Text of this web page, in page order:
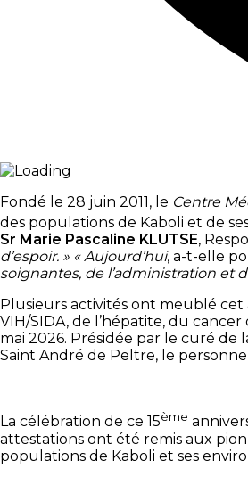
Fondé le 28 juin 2011, le Centre
des populations de Kaboli et de
Sr Marie Pascaline KLUTSE,
d’espoir. » « Aujourd’hui, a-t-elle
soignantes, de l’administration et
Plusieurs activités ont meublé cet
VIH/SIDA, de l’hépatite, du
mai 2026. Présidée par le curé de
Saint André de Peltre, le
La célébration de ce 15ème
attestations ont été remis aux
populations de Kaboli et ses